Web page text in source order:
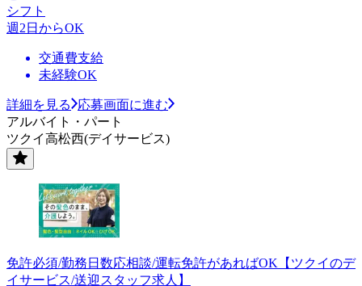
シフト
週2日からOK
交通費支給
未経験OK
詳細を見る
応募画面に進む
アルバイト・パート
ツクイ高松西(デイサービス)
免許必須/勤務日数応相談/運転免許があればOK【ツクイのデ
イサービス/送迎スタッフ求人】